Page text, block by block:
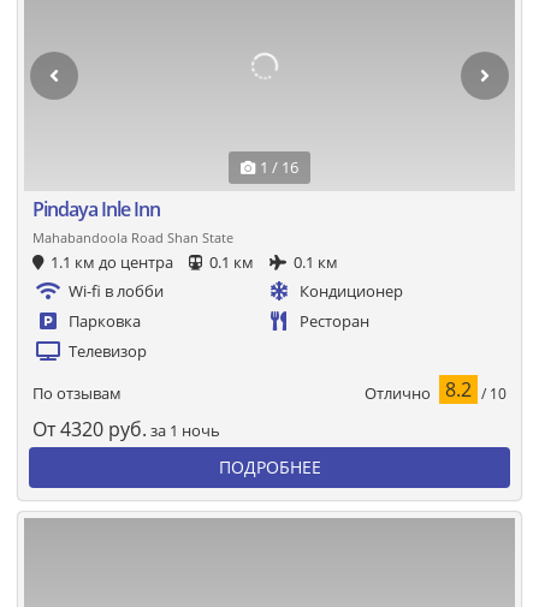
1 / 16
Pindaya Inle Inn
Mahabandoola Road Shan State
1.1 км до центра 0.1 км
0.1 км
Wi-fi в лобби
Кондиционер
Парковка
Ресторан
Телевизор
По отзывам Отлично 8.2 / 10
От4320 руб. за 1 ночь
ПОДРОБНЕЕ